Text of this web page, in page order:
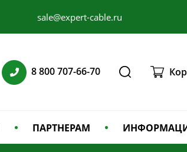
sale@expert-cable.ru
8 800 707-66-70
ПАРТНЕРАМ